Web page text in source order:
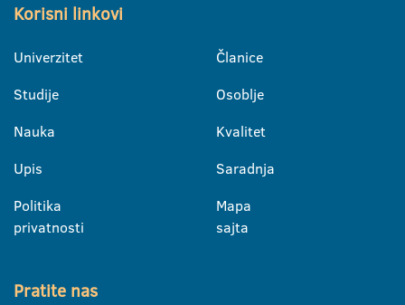
Korisni linkovi
Univerzitet
Studije
Nauka
Upis
Politika
privatnosti
Članice
Osoblje
Kvalitet
Saradnja
Mapa
sajta
Pratite nas